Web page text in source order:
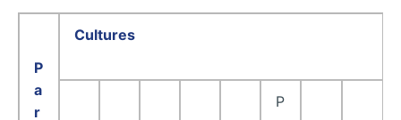
P
a
r
Cultures
P